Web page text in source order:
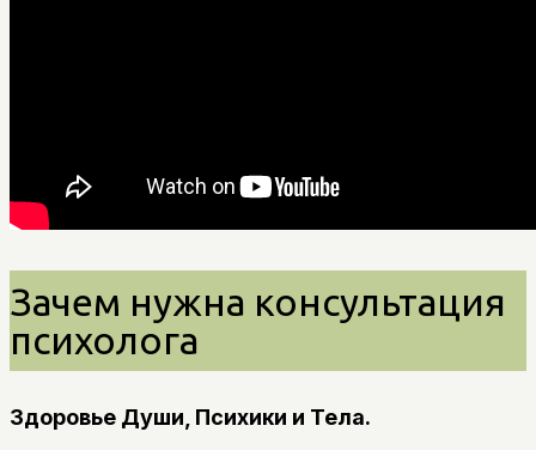
Зачем нужна консультация
психолога
Здоровье Души, Психики и Тела.